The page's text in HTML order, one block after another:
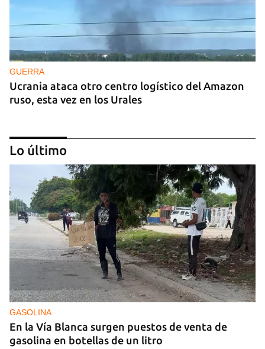
GUERRA
Ucrania ataca otro centro logístico del Amazon
ruso, esta vez en los Urales
VENEZUELA
El chavismo y la oposición dan los primeros pasos
en el diálogo con la transición en la agenda
Lo último
GASOLINA
En la Vía Blanca surgen puestos de venta de
gasolina en botellas de un litro